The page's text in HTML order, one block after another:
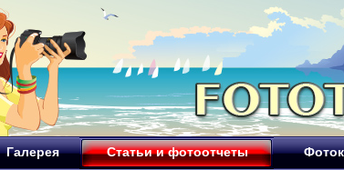
Галерея Статьи и фотоотчеты